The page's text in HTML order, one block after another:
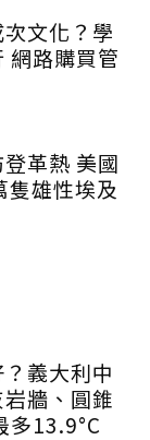
文化？學
網路購買管
革熱 美國
隻雄性埃及
義大利中
牆、圓錐
多13.9°C